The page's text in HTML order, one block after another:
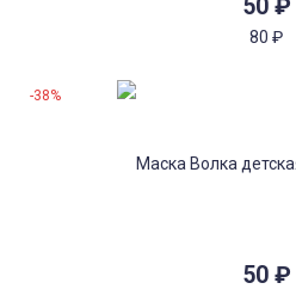
50 ₽
80 ₽
50 ₽
-38%